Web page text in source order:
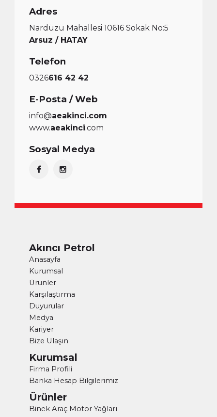
Adres
Nardüzü Mahallesi 10616 Sokak No:5
Arsuz / HATAY
Telefon
0326616 42 42
E-Posta / Web
info@aeakinci.com
www.aeakinci.com
Sosyal Medya
Akıncı Petrol
Anasayfa
Kurumsal
Ürünler
Karşılaştırma
Duyurular
Medya
Kariyer
Bize Ulaşın
Kurumsal
Firma Profili
Banka Hesap Bilgilerimiz
Ürünler
Binek Araç Motor Yağları